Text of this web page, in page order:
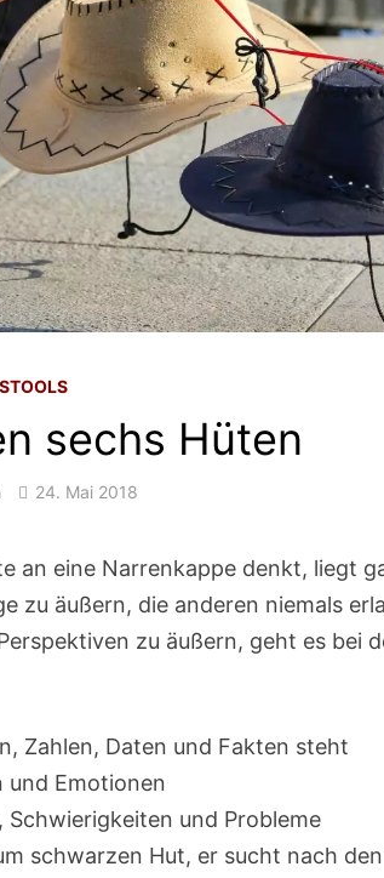
sechs Hüten
24. Mai 2018
an eine Narrenkappe denkt, liegt
zu äußern, die anderen niemals
zu äußern, geht es bei
Zahlen, Daten und Fakten steht
Emotionen
und Probleme
schwarzen Hut, er sucht nach